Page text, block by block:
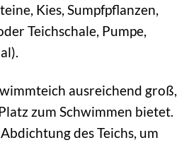
Kies, Sumpfpflanzen,
Teichschale, Pumpe,
ausreichend groß,
zum Schwimmen bietet.
des Teichs, um